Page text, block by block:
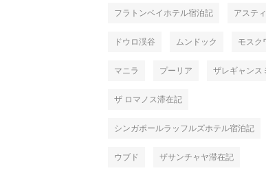
フラトンベイホテル宿泊記 アステ
ドウロ渓谷 ムンドック モスク
マニラ プーリア ザレギャンス
ザ ロマノス滞在記
シンガポールラッフルズホテル宿泊記
ウブド ザサンチャヤ滞在記